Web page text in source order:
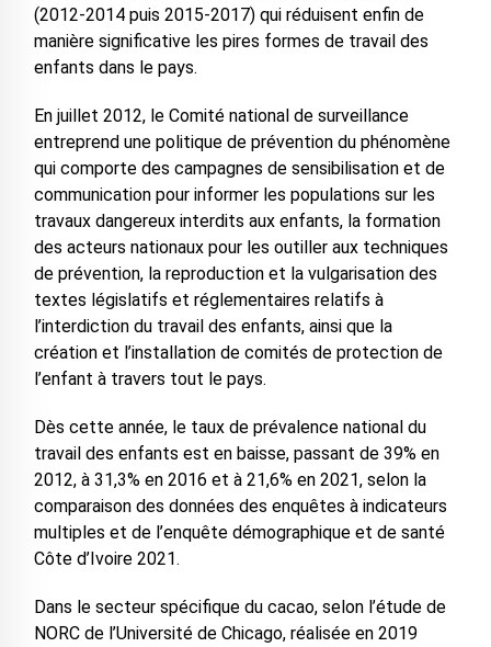
(2012-2014 puis 2015-2017) qui réduisent enfin de
manière significative les pires formes de travail des
enfants dans le pays.
En juillet 2012, le Comité national de surveillance
entreprend une politique de prévention du phénomène
qui comporte des campagnes de sensibilisation et de
communication pour informer les populations sur les
travaux dangereux interdits aux enfants, la formation
des acteurs nationaux pour les outiller aux techniques
de prévention, la reproduction et la vulgarisation des
textes législatifs et réglementaires relatifs à
l’interdiction du travail des enfants, ainsi que la
création et l’installation de comités de protection de
l’enfant à travers tout le pays.
Dès cette année, le taux de prévalence national du
travail des enfants est en baisse, passant de 39% en
2012, à 31,3% en 2016 et à 21,6% en 2021, selon la
comparaison des données des enquêtes à indicateurs
multiples et de l’enquête démographique et de santé
Côte d’Ivoire 2021.
Dans le secteur spécifique du cacao, selon l’étude de
NORC de l’Université de Chicago, réalisée en 2019